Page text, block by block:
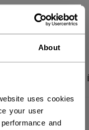
About
uses cookies
your user
and
des
Unis ?